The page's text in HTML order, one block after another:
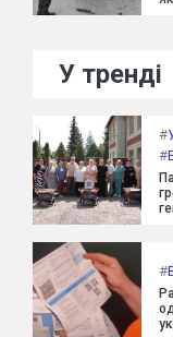
У тренді
#
#
#